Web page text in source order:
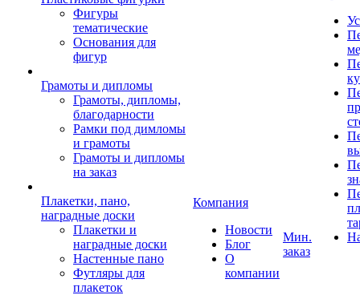
Фигуры
тематические
Основания для
фигур
Грамоты и дипломы
Грамоты, дипломы,
благодарности
Рамки под димломы
и грамоты
Грамоты и дипломы
на заказ
Плакетки, пано,
наградные доски
Плакетки и
наградные доски
Настенные пано
Футляры для
плакеток
Компания
Новости
Блог
О
компании
Мин.
заказ